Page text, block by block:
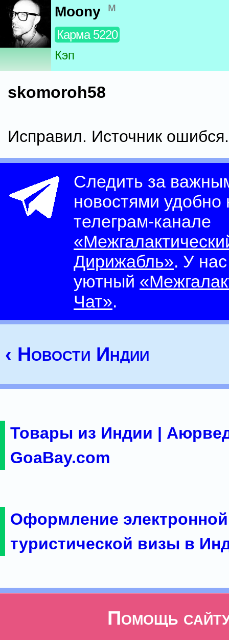
Moony м
Карма 5220
Кэп
skomoroh58
Исправил. Источник ошибся.
Следить за
новостями
телеграм-канале
Дирижабль». У
уютный
Чат».
‹ Новости Индии
Товары из Индии |
GoaBay.com
Оформление электронной
туристической визы в
Помощь